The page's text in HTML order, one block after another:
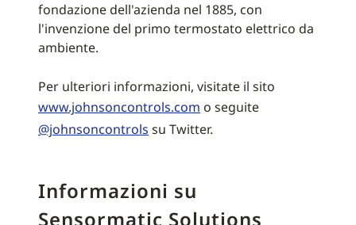
fondazione dell'azienda nel 1885, con
l'invenzione del primo termostato elettrico da
ambiente.
Per ulteriori informazioni, visitate il sito
www.johnsoncontrols.com o seguite
@johnsoncontrols su Twitter.
Informazioni su
Sensormatic Solutions